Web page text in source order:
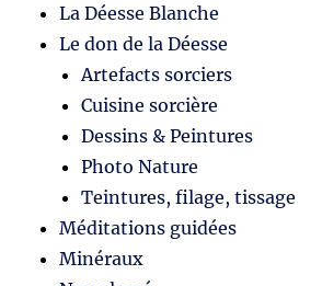
La Déesse Blanche
Le don de la Déesse
Artefacts sorciers
Cuisine sorcière
Dessins & Peintures
Photo Nature
Teintures, filage, tissage
Méditations guidées
Minéraux